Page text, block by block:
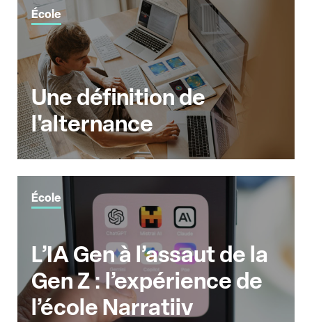
École
Une définition de
l'alternance
École
L’IA Gen à l’assaut de la
Gen Z : l’expérience de
l’école Narratiiv